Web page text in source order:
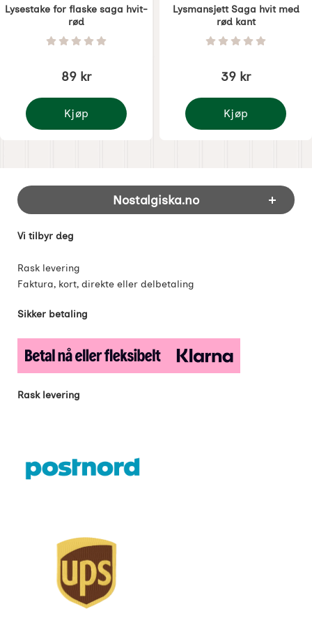
Lysestake for flaske saga hvit-
rød
Varenummer 8513Vurdering: 0 Stjerne av 5
89 kr
Kjøp
Lysestake for flaske saga hvit-rød
Lysmansjett Saga hvit med
rød kant
Varenummer 8514Vurdering: 0
39 kr
Kjøp
Lysmansjett Saga
Footer-innhold Blandet informasjon og
Nostalgiska.no
Vi tilbyr deg
Rask levering
Faktura, kort, direkte eller delbetaling
Sikker betaling
Rask levering